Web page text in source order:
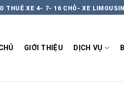
THUÊ XE 4- 7- 16 CHỖ- XE
GIỚI THIỆU DỊCH VỤ